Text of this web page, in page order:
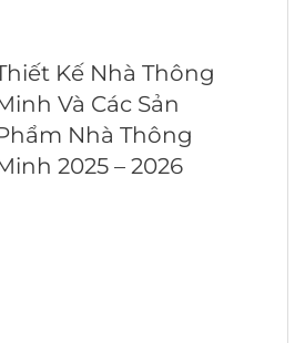
Kế Nhà Thông
Và Các Sản
Nhà Thông
2025 – 2026